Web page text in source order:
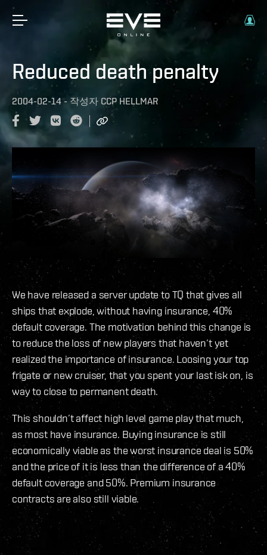
Reduced death penalty
2004-02-14 - 작성자 CCP HELLMAR
We have released a server update to TQ that gives all
ships that explode, without having insurance, 40%
default coverage. The motivation behind this change is
to reduce the loss of new players that haven’t yet
realized the importance of insurance. Loosing your top
frigate or new cruiser, that you spent your last isk on, is
way to close to permanent death.
This shouldn’t affect high level game play that much,
as most have insurance. Buying insurance is still
economically viable as the worst insurance deal is 50%
and the price of it is less than the difference of a 40%
default coverage and 50%. Premium insurance
contracts are also still viable.